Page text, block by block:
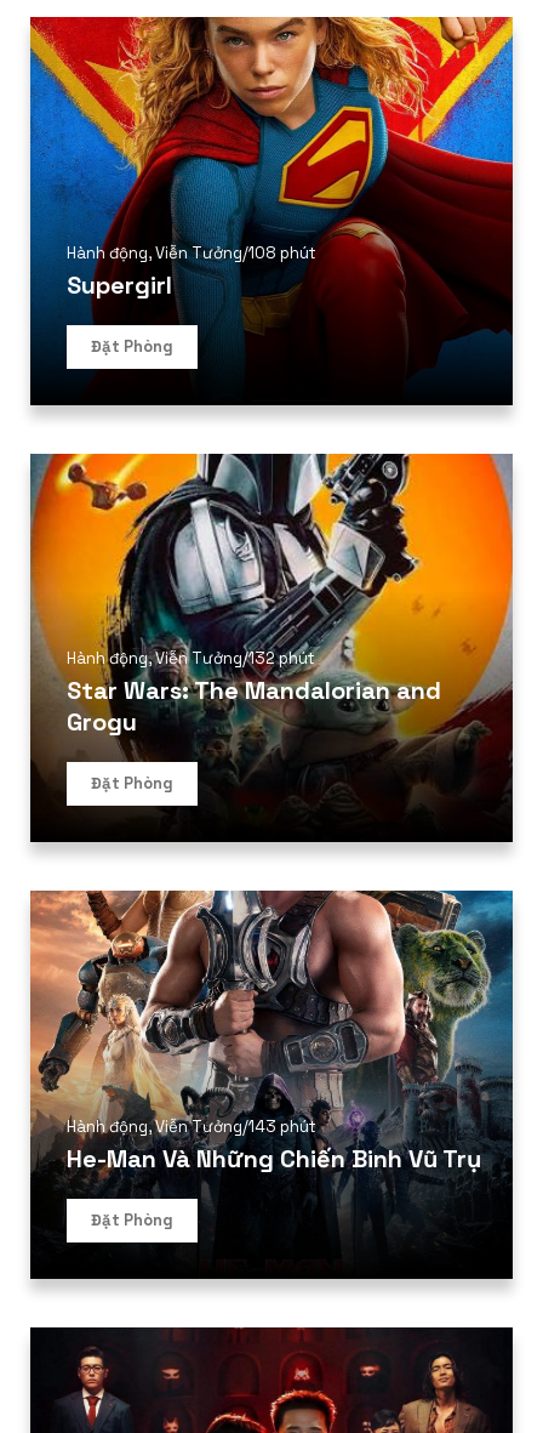
Hành động,Viễn Tưởng/108 phút
Supergirl
Đặt Phòng
Hành động,Viễn Tưởng/132 phút
Star Wars: The Mandalorian and
Grogu
Đặt Phòng
Hành động,Viễn Tưởng/143 phút
He-Man Và Những Chiến Binh Vũ Trụ
Đặt Phòng